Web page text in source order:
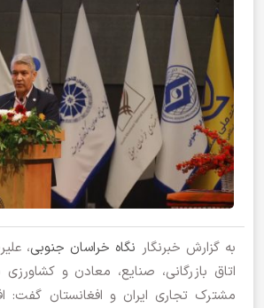
به گزارش خبرنگار نگاه خراسان جنوبی،
اتاق بازرگانی، صنایع، معادن و
مشترک تجاری ایران و افغانستان گفت: